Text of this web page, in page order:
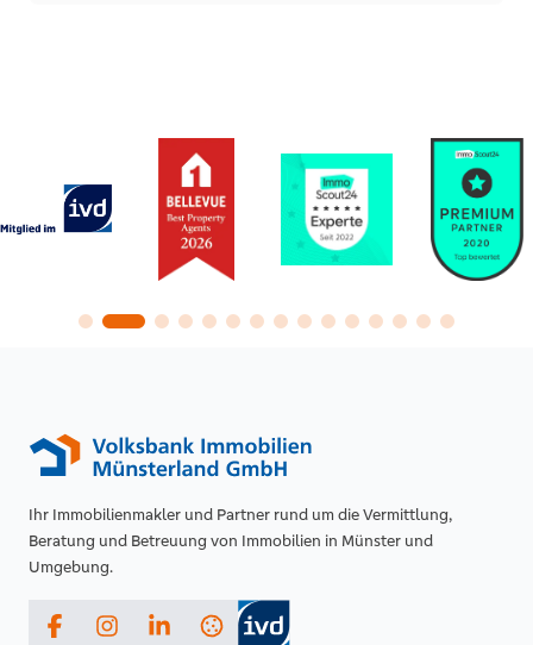
Ihr Immobilienmakler und Partner rund um die Vermittlung,
Beratung und Betreuung von Immobilien in Münster und
Umgebung.
FacebookInstagramLinkedIn